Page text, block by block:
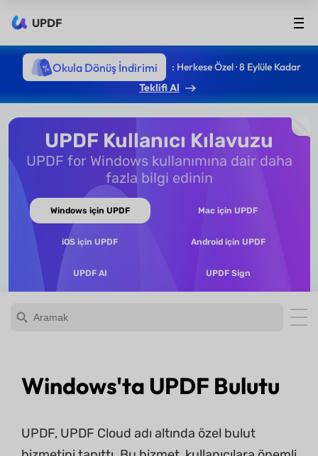
UPDF
Okula Dönüş İndirimi
: Herkese Özel · 8 Eylüle Kadar
Teklifi Al
UPDF Kullanıcı Kılavuzu
UPDF for Windows kullanımına dair daha
fazla bilgi edinin
Windows için UPDF Mac için UPDF
iOS için UPDF Android için UPDF
UPDF AI UPDF Sign
Windows'ta UPDF Bulutu
UPDF, UPDF Cloud adı altında özel bulut